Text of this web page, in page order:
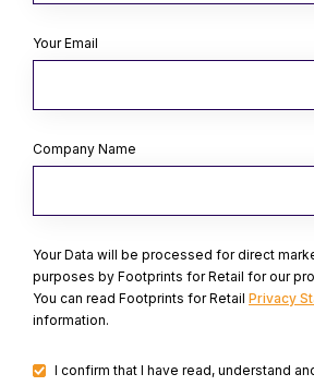
Your Email
Company Name
Your Data will be processed for direct
purposes by Footprints for Retail for our
You can read Footprints for Retail Privacy
information.
I confirm that I have read, understand